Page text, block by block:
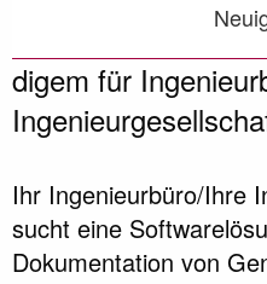
digem für
Ihr Ingenieurbüro/Ihre
sucht eine
Dokumentation von